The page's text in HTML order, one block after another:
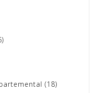
(18)